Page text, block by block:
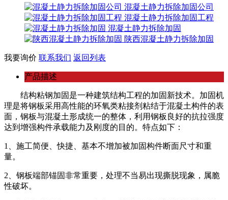
混凝土静力拆除加固公司
混凝土静力拆除加固工程
混凝土静力拆除加固
陕西混凝土静力拆除加固
我要询价 联系我们 返回列表
产品描述
结构粘钢加固是一种建筑结构工程的加固新技术。加固机
理是将钢板采用高性能的环氧类粘接剂粘结于混凝土构件的表
面，钢板与混凝土形成统一的整体，利用钢板良好的抗拉强度
达到增强构件承载能力及刚度的目的。特点如下：
1、施工简便、快捷、基本不增加被加固构件断面尺寸和重
量。
2、钢板端部锚固非常重要，处理不当易出现撕脱现象，属脆
性破坏。